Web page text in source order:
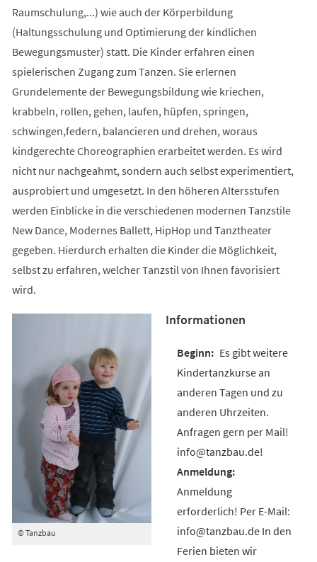
Raumschulung,...) wie auch der Körperbildung
(Haltungsschulung und Optimierung der kindlichen
Bewegungsmuster) statt. Die Kinder erfahren einen
spielerischen Zugang zum Tanzen. Sie erlernen
Grundelemente der Bewegungsbildung wie kriechen,
krabbeln, rollen, gehen, laufen, hüpfen, springen,
schwingen,federn, balancieren und drehen, woraus
kindgerechte Choreographien erarbeitet werden. Es wird
nicht nur nachgeahmt, sondern auch selbst experimentiert,
ausprobiert und umgesetzt. In den höheren Altersstufen
werden Einblicke in die verschiedenen modernen Tanzstile
New Dance, Modernes Ballett, HipHop und Tanztheater
gegeben. Hierdurch erhalten die Kinder die Möglichkeit,
selbst zu erfahren, welcher Tanzstil von Ihnen favorisiert
wird.
© Tanzbau
Informationen
Es gibt weitere
Kindertanzkurse an
anderen Tagen und zu
anderen Uhrzeiten.
Anfragen gern per Mail!
info@tanzbau.de!
Anmeldung
erforderlich! Per E-Mail:
info@tanzbau.de In den
Ferien bieten wir